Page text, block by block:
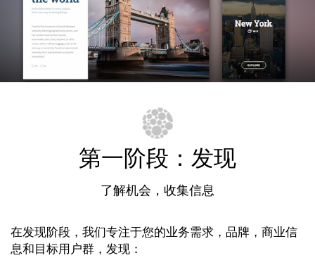
第一阶段：发现
了解机会，收集信息
在发现阶段，我们专注于您的业务需求，品牌，商业信
息和目标用户群，发现：